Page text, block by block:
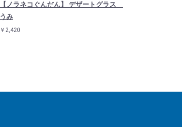
【ノラネコぐんだん】 デザートグラス
うみ
￥2,420